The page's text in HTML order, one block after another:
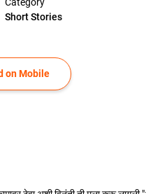
Short Stories
on Mobile